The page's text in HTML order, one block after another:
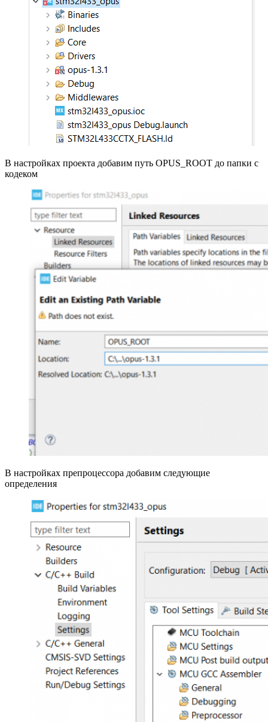
В настройках проекта добавим путь OPUS_ROOT до папки с
кодеком
В настройках препроцессора добавим следующие
определения